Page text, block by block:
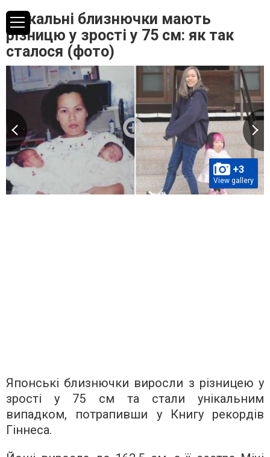
Унікальні близнючки мають
різницю у зрості у 75 см: як так
сталося (фото)
+3
View gallery
Японські близнючки виросли з різницею у
зрості у 75 см та стали унікальним
випадком, потрапивши у Книгу рекордів
Гіннеса.